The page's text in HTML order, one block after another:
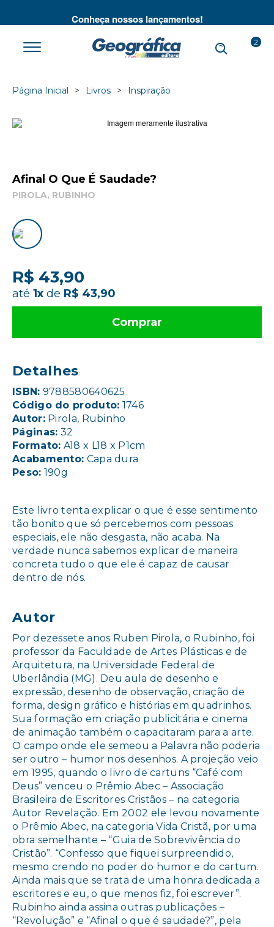
Conheça nossos lançamentos!
2
Página Inicial Livros Inspiração
Afinal O Que É Saudade?
PIROLA, RUBINHO
R$ 43,90
até 1x de R$ 43,90
Comprar
Detalhes
ISBN: 9788580640625
Código do produto: 1746
Autor:Pirola, Rubinho
Páginas: 32
Formato: A18 x L18 x P1cm
Acabamento: Capa dura
Peso: 190g
Este livro tenta explicar o que é esse sentimento
tão bonito que só percebemos com pessoas
especiais, ele não desgasta, não acaba. Na
verdade nunca sabemos explicar de maneira
concreta tudo o que ele é capaz de causar
dentro de nós.
Autor
Por dezessete anos Ruben Pirola, o Rubinho, foi
professor da Faculdade de Artes Plásticas e de
Arquitetura, na Universidade Federal de
Uberlândia (MG). Deu aula de desenho e
expressão, desenho de observação, criação de
forma, design gráfico e histórias em quadrinhos.
Sua formação em criação publicitária e cinema
de animação também o capacitaram para a arte.
O campo onde ele semeou a Palavra não poderia
ser outro – humor nos desenhos. A projeção veio
em 1995, quando o livro de cartuns “Café com
Deus” venceu o Prêmio Abec – Associação
Brasileira de Escritores Cristãos – na categoria
Autor Revelação. Em 2002 ele levou novamente
o Prêmio Abec, na categoria Vida Cristã, por uma
obra semelhante – “Guia de Sobrevivência do
Cristão”. “Confesso que fiquei surpreendido,
mesmo crendo no poder do humor e do cartum.
Ainda mais que se trata de uma honra dedicada a
escritores e eu, o que menos fiz, foi escrever”.
Rubinho ainda assina outras publicações –
“Revolução” e “Afinal o que é saudade?”, pela